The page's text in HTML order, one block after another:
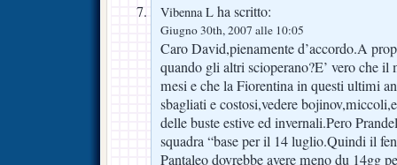
Vibenna L ha scritto:
Giugno 30th, 2007 alle 10:05
Caro David,pienamente d’accordo.A
quando gli altri scioperano?E’ vero che il
mesi e che la Fiorentina in questi ultimi
sbagliati e costosi,vedere
delle buste estive ed invernali.Pero
squadra “base per il 14 luglio.Quindi il
Pantaleo dovrebbe avere meno du 14gg